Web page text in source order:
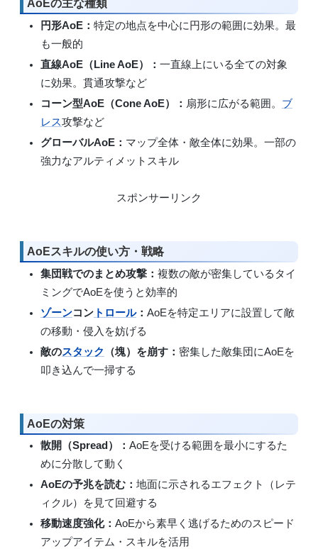
AoEの主な種類
円形AoE： 特定の地点を中心に円形の範囲に効果。最
も一般的
直線AoE（Line AoE）： 一直線上にいる全ての対象
に効果。貫通攻撃など
コーン型AoE（Cone AoE）： 扇形に広がる範囲。 ブ
レス攻撃など
グローバルAoE： マップ全体・敵全体に効果。一部の
強力なアルティメットスキル
スポンサーリンク
AoEスキルの使い方・戦略
集団戦でのまとめ攻撃： 複数の敵が密集しているタイ
ミングでAoEを使うと効率的
ゾーンコントロール： AoEを特定エリアに設置して敵
の移動・侵入を妨げる
敵のスタック （塊）を崩す： 密集した敵集団にAoEを
叩き込んで一掃する
AoEの対策
散開（Spread）： AoEを受ける範囲を最小にするた
めに分散して動く
AoEの予兆を読む： 地面に示されるエフェクト（レテ
ィクル）を見て回避する
移動速度強化： AoEから素早く逃げるためのスピード
アップアイテム・スキルを活用